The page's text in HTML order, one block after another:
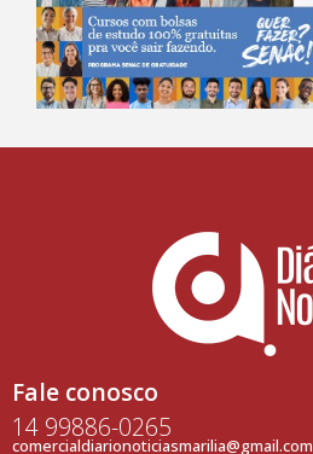
Fale conosco
14 99886-0265
comercialdiarionoticiasmarilia@gmail.com